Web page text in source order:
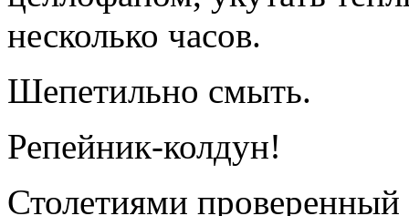
несколько часов.
Шепетильно смыть.
Репейник-колдун!
Столетиями проверенный